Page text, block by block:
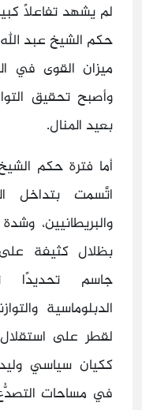
لم يشهد تفاعلًا
ميزان القوى في
وأصبح تحقيق
بعيد المنال.
اتَّسمت بتداخل
والبريطانيين،
بظلال كثيفة
جاسم تحديدًا
الدبلوماسية
لقطر على استقلال
ككيان سياسي
في مساحات التصدُّع